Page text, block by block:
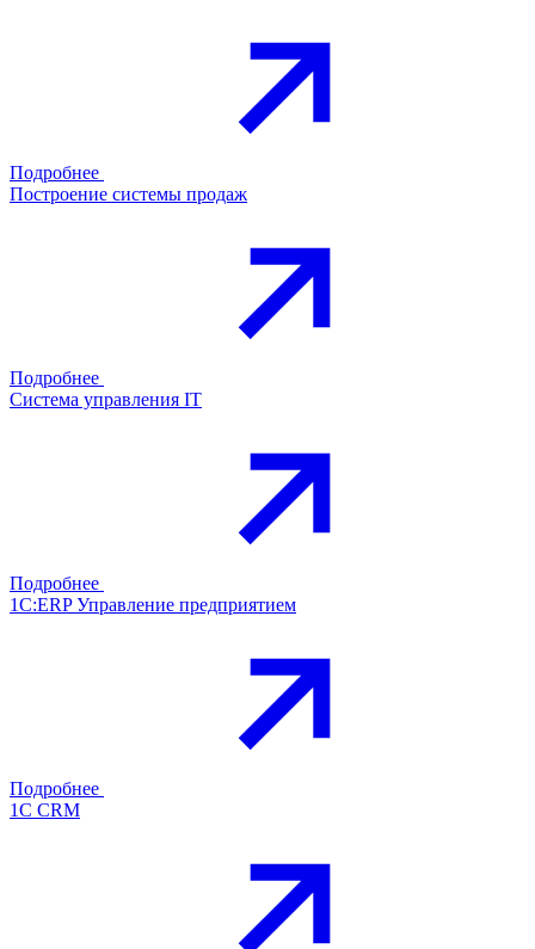
Подробнее
Построение системы продаж
Подробнее
Система управления IT
Подробнее
1С:ERP Управление предприятием
Подробнее
1С CRM